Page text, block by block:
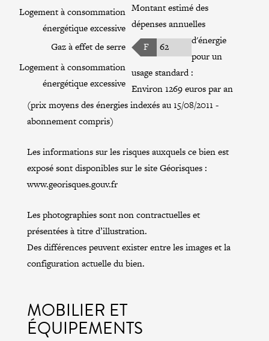
Logement à consommation
énergétique excessive
Gaz à effet de serre
F
62
Logement à consommation
énergétique excessive
Montant estimé des
dépenses annuelles
d'énergie
pour un
usage standard :
Environ 1269 euros par an
(prix moyens des énergies indexés au 15/08/2011 -
abonnement compris)
Les informations sur les risques auxquels ce bien est
exposé sont disponibles sur le site Géorisques :
www.georisques.gouv.fr
Les photographies sont non contractuelles et
présentées à titre d’illustration.
Des différences peuvent exister entre les images et la
configuration actuelle du bien.
MOBILIER ET
ÉQUIPEMENTS